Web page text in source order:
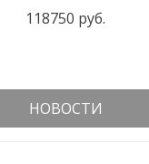
118750 руб.
НОВОСТИ